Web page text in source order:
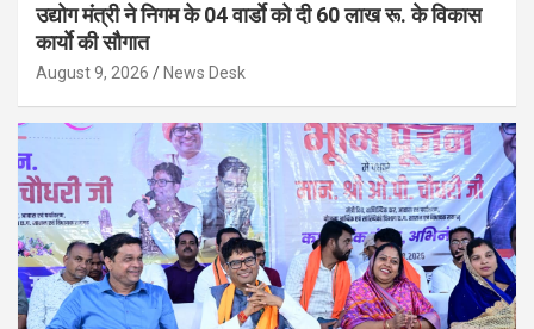
उद्योग मंत्री ने निगम के 04 वार्डाे को दी 60 लाख रू. के विकास
कार्याे की सौगात
August 9, 2026 News Desk